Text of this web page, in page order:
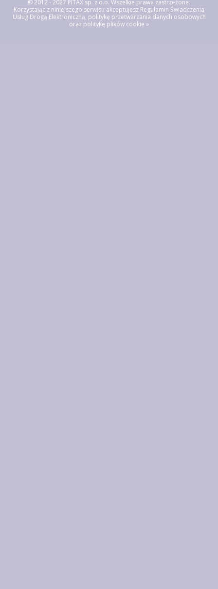
© 2012 - 2027 PITAX sp. z o.o. Wszelkie prawa zastrzeżone.
Korzystając z niniejszego serwisu akceptujesz Regulamin Świadczenia
Usług Drogą Elektroniczną, politykę przetwarzania danych osobowych
oraz politykę plików cookie »